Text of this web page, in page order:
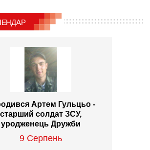
Артем Гульцьо -
старший солдат ЗСУ,
уродженець Дружби
9 Серпень